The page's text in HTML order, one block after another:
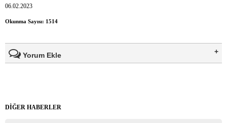
06.02.2023
Okunma Sayısı: 1514
Yorum Ekle
DİĞER HABERLER